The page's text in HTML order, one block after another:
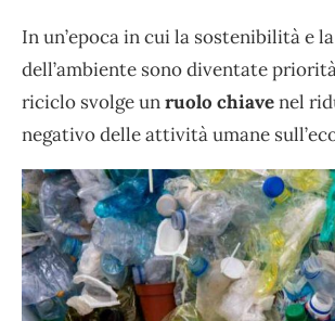
In un’epoca in cui la sostenibilità e
dell’ambiente sono diventate
riciclo svolge unruolo chiavenel
negativo delle attività umane